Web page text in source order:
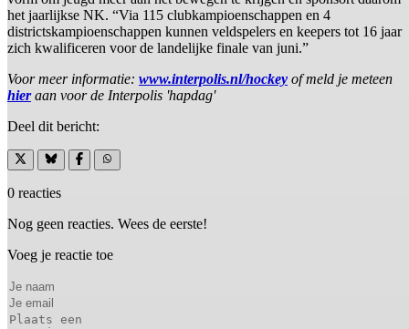
het jaarlijkse NK. “Via 115 clubkampioenschappen en 4
districtskampioenschappen kunnen veldspelers en keepers tot 16 jaar
zich kwalificeren voor de landelijke finale van juni.”
Voor meer informatie: www.interpolis.nl/hockey of meld je meteen
hieraan voor de Interpolis 'hapdag'
Deel dit bericht:
0 reacties
Nog geen reacties. Wees de eerste!
Voeg je reactie toe